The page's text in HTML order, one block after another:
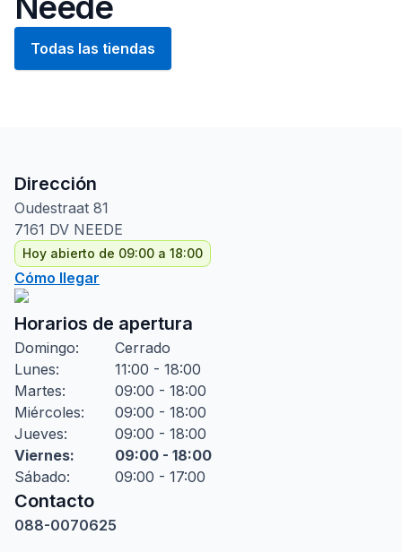
Todas las tiendas
Dirección
Oudestraat 81
7161 DV NEEDE
Hoy abierto de 09:00 a 18:00
Cómo llegar
Horarios de apertura
Domingo:
Cerrado
Lunes:
11:00 - 18:00
Martes:
09:00 - 18:00
Miércoles:
09:00 - 18:00
Jueves:
09:00 - 18:00
Viernes:
09:00 - 18:00
Sábado: 09:00 - 17:00
Contacto
088-0070625